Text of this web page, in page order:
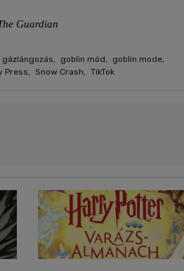
Guardian
gázlángozás, goblin mód, goblin mode,
Press, Snow Crash, TikTok